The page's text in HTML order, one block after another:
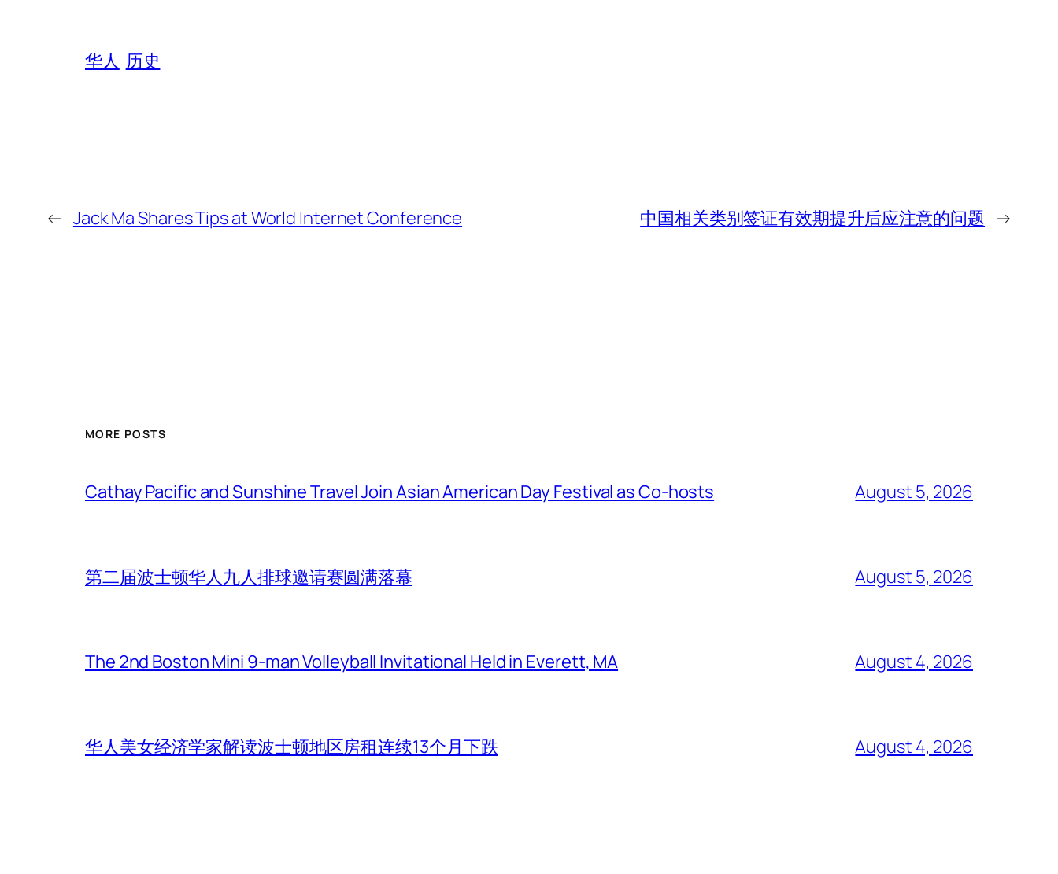
华人 历史
← Jack Ma Shares Tips at World Internet Conference 中国相关类别签证有效期提升后应注意的问题 →
MORE POSTS
Cathay Pacific and Sunshine Travel Join Asian American Day Festival as Co-hosts August 5, 2026
第二届波士顿华人九人排球邀请赛圆满落幕 August 5, 2026
The 2nd Boston Mini 9-man Volleyball Invitational Held in Everett, MA August 4, 2026
华人美女经济学家解读波士顿地区房租连续13个月下跌 August 4, 2026